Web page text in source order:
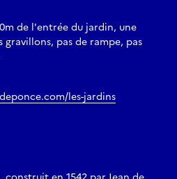
de l'entrée du jardin, une
pas de rampe, pas
les-jardins